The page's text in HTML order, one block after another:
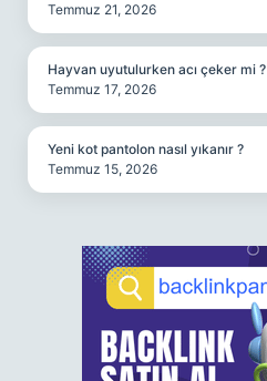
Temmuz 21, 2026
Hayvan uyutulurken acı çeker mi ?
Temmuz 17, 2026
Yeni kot pantolon nasıl yıkanır ?
Temmuz 15, 2026